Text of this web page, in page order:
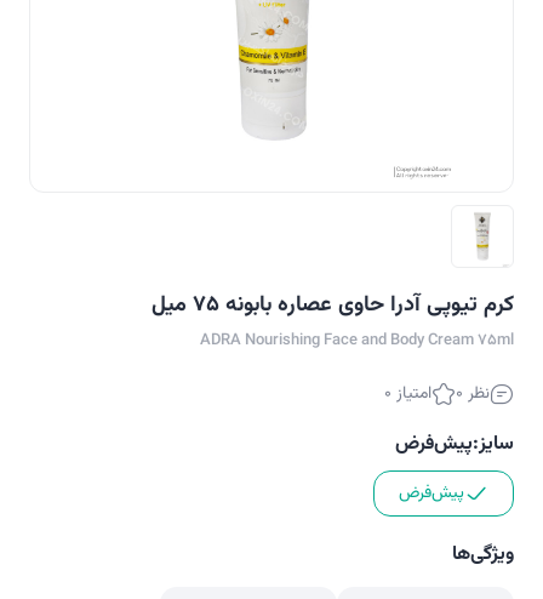
کرم تیوپی آدرا حاوی عصاره بابونه 75 میل
ADRA Nourishing Face and Body Cream 75ml
نظر 0 امتیاز 0
سایز:پیش‌فرض
پیش‌فرض
ویژگی‌ها